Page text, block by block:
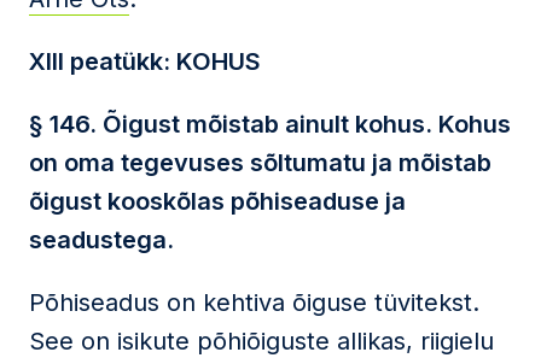
XIII peatükk: KOHUS
§ 146. Õigust mõistab ainult kohus. Kohus
on oma tegevuses sõltumatu ja mõistab
õigust kooskõlas põhiseaduse ja
seadustega.
Põhiseadus on kehtiva õiguse tüvitekst.
See on isikute põhiõiguste allikas, riigielu